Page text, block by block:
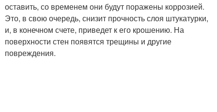
оставить, со временем они будут поражены коррозией.
Это, в свою очередь, снизит прочность слоя штукатурки,
и, в конечном счете, приведет к его крошению. На
поверхности стен появятся трещины и другие
повреждения.